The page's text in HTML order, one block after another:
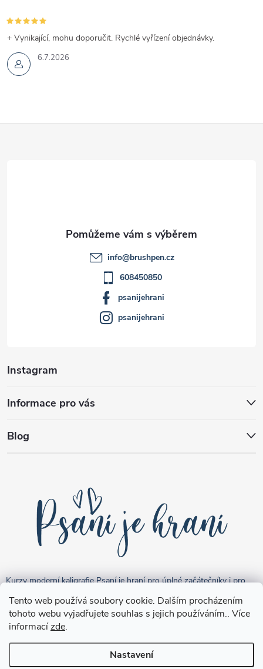
Tento web používá soubory cookie. Dalším procházením
tohoto webu vyjadřujete souhlas s jejich používáním.. Více
informacízde.
Nastavení
6.7.2026
+ Vynikající, mohu doporučit. Rychlé vyřízení objednávky.
Instagram
Informace pro vás
Blog
info@brushpen.cz
608450850
psanijehrani
psanijehrani
Kurzy moderní kaligrafie Psaní je hraní pro úplné začátečníky i pro
pokročilejší "kreativce".